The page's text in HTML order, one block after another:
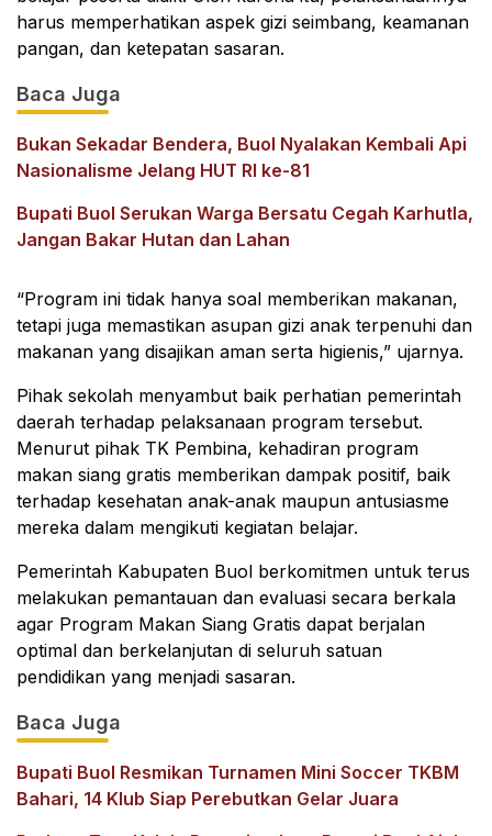
harus memperhatikan aspek gizi seimbang, keamanan
pangan, dan ketepatan sasaran.
Baca Juga
Bukan Sekadar Bendera, Buol Nyalakan Kembali Api
Nasionalisme Jelang HUT RI ke-81
Bupati Buol Serukan Warga Bersatu Cegah Karhutla,
Jangan Bakar Hutan dan Lahan
“Program ini tidak hanya soal memberikan makanan,
tetapi juga memastikan asupan gizi anak terpenuhi dan
makanan yang disajikan aman serta higienis,” ujarnya.
Pihak sekolah menyambut baik perhatian pemerintah
daerah terhadap pelaksanaan program tersebut.
Menurut pihak TK Pembina, kehadiran program
makan siang gratis memberikan dampak positif, baik
terhadap kesehatan anak-anak maupun antusiasme
mereka dalam mengikuti kegiatan belajar.
Pemerintah Kabupaten Buol berkomitmen untuk terus
melakukan pemantauan dan evaluasi secara berkala
agar Program Makan Siang Gratis dapat berjalan
optimal dan berkelanjutan di seluruh satuan
pendidikan yang menjadi sasaran.
Baca Juga
Bupati Buol Resmikan Turnamen Mini Soccer TKBM
Bahari, 14 Klub Siap Perebutkan Gelar Juara